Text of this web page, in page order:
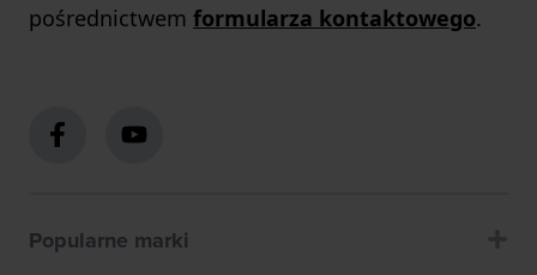
pośrednictwem formularza kontaktowego.
Popularne marki